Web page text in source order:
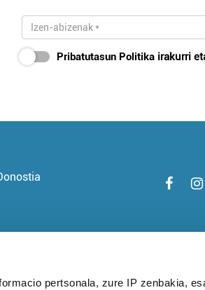
pertsonala, zure IP zenbakia,
Pribatutasun Politika irakurri